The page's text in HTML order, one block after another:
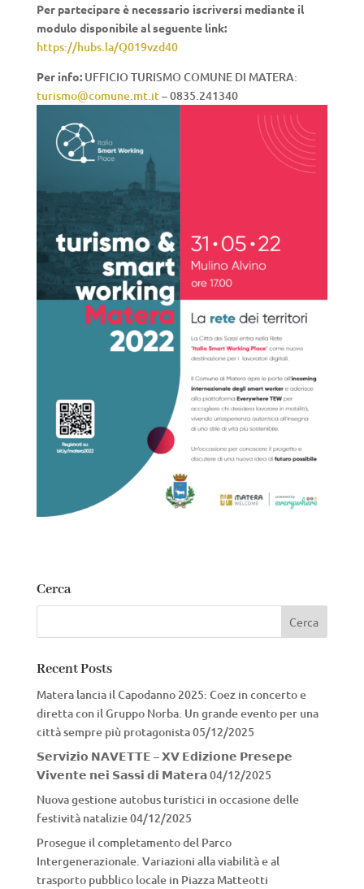
Per partecipare è necessario iscriversi mediante il
modulo disponibile al seguente link:
https://hubs.la/Q019vzd40
Per info:UFFICIO TURISMO COMUNE DI MATERA:
turismo@comune.mt.it– 0835.241340
Cerca
Recent Posts
Matera lancia il Capodanno 2025: Coez in concerto e
diretta con il Gruppo Norba. Un grande evento per una
città sempre più protagonista05/12/2025
𝗦𝗲𝗿𝘃𝗶𝘇𝗶𝗼 𝗡𝗔𝗩𝗘𝗧𝗧𝗘 – 𝗫𝗩 𝗘𝗱𝗶𝘇𝗶𝗼𝗻𝗲 𝗣𝗿𝗲𝘀𝗲𝗽𝗲
𝗩𝗶𝘃𝗲𝗻𝘁𝗲 𝗻𝗲𝗶 𝗦𝗮𝘀𝘀𝗶 𝗱𝗶 𝗠𝗮𝘁𝗲𝗿𝗮04/12/2025
Nuova gestione autobus turistici in occasione delle
festività natalizie04/12/2025
Prosegue il completamento del Parco
Intergenerazionale. Variazioni alla viabilità e al
trasporto pubblico locale in Piazza Matteotti